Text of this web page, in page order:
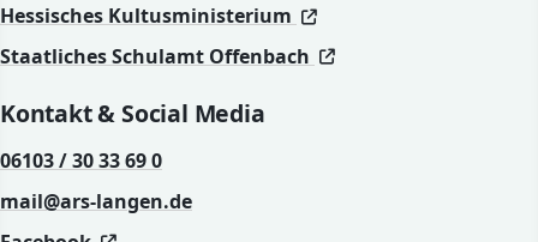
Hessisches Kultusministerium
(öffnet in neuem
(öffnet in neuem
Staatliches Schulamt Offenbach
(öffnet in neuem
(öffnet in neuem
Kontakt & Social Media
06103 / 30 33 69 0
mail@ars-langen.de